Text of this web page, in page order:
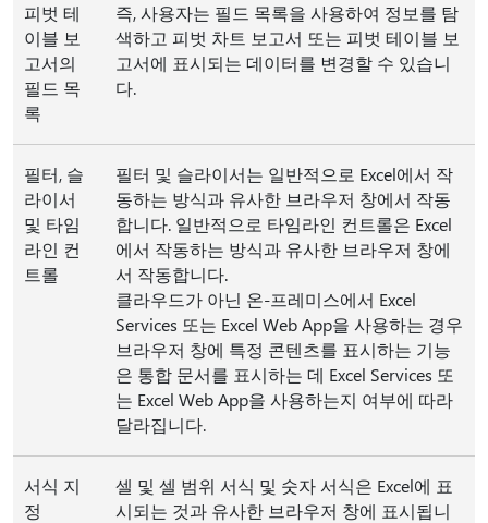
피벗 테
이블 보
고서의
필드 목
록
즉, 사용자는 필드 목록을 사용하여 정보를 탐
색하고 피벗 차트 보고서 또는 피벗 테이블 보
고서에 표시되는 데이터를 변경할 수 있습니
다.
필터, 슬
라이서
및 타임
라인 컨
트롤
필터 및 슬라이서는 일반적으로 Excel에서 작
동하는 방식과 유사한 브라우저 창에서 작동
합니다. 일반적으로 타임라인 컨트롤은 Excel
에서 작동하는 방식과 유사한 브라우저 창에
서 작동합니다.
클라우드가 아닌 온-프레미스에서 Excel
Services 또는 Excel Web App을 사용하는 경우
브라우저 창에 특정 콘텐츠를 표시하는 기능
은 통합 문서를 표시하는 데 Excel Services 또
는 Excel Web App을 사용하는지 여부에 따라
달라집니다.
서식 지
정
셀 및 셀 범위 서식 및 숫자 서식은 Excel에 표
시되는 것과 유사한 브라우저 창에 표시됩니